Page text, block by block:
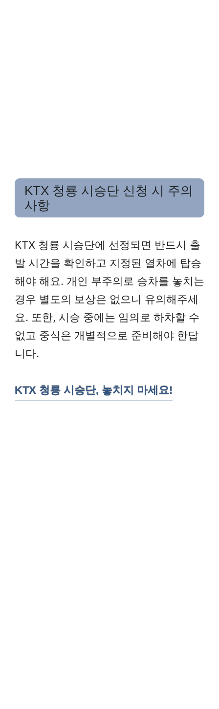
KTX 청룡 시승단 신청 시 주의
사항
KTX 청룡 시승단에 선정되면 반드시 출
발 시간을 확인하고 지정된 열차에 탑승
해야 해요. 개인 부주의로 승차를 놓치는
경우 별도의 보상은 없으니 유의해주세
요. 또한, 시승 중에는 임의로 하차할 수
없고 중식은 개별적으로 준비해야 한답
니다.
KTX 청룡 시승단, 놓치지 마세요!